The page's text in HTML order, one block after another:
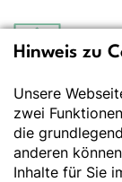
Deutsche
Der Wissenschaft
Essen und Trinken
Deutsche
Hinweis zu
Unsere
zwei
die
anderen
Inhalte für Sie